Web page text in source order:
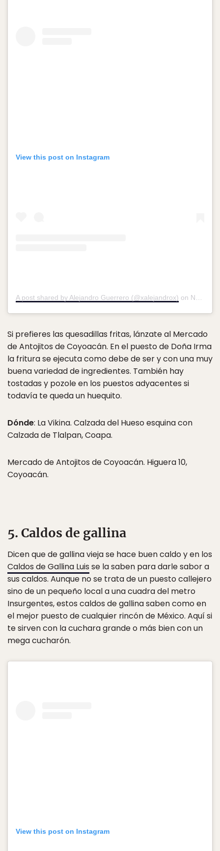
View this post on Instagram
A post shared by Alejandro Guerrero (@xalejandrox) on Nov 9, 2017 at 12:30pm PST
Si prefieres las quesadillas fritas, lánzate al Mercado
de Antojitos de Coyoacán. En el puesto de Doña Irma
la fritura se ejecuta como debe de ser y con una muy
buena variedad de ingredientes. También hay
tostadas y pozole en los puestos adyacentes si
todavía te queda un huequito.
Dónde: La Vikina. Calzada del Hueso esquina con
Calzada de Tlalpan, Coapa.
Mercado de Antojitos de Coyoacán. Higuera 10,
Coyoacán.
5. Caldos de gallina
Dicen que de gallina vieja se hace buen caldo y en los
Caldos de Gallina Luis se la saben para darle sabor a
sus caldos. Aunque no se trata de un puesto callejero
sino de un pequeño local a una cuadra del metro
Insurgentes, estos caldos de gallina saben como en
el mejor puesto de cualquier rincón de México. Aquí si
te sirven con la cuchara grande o más bien con un
mega cucharón.
View this post on Instagram